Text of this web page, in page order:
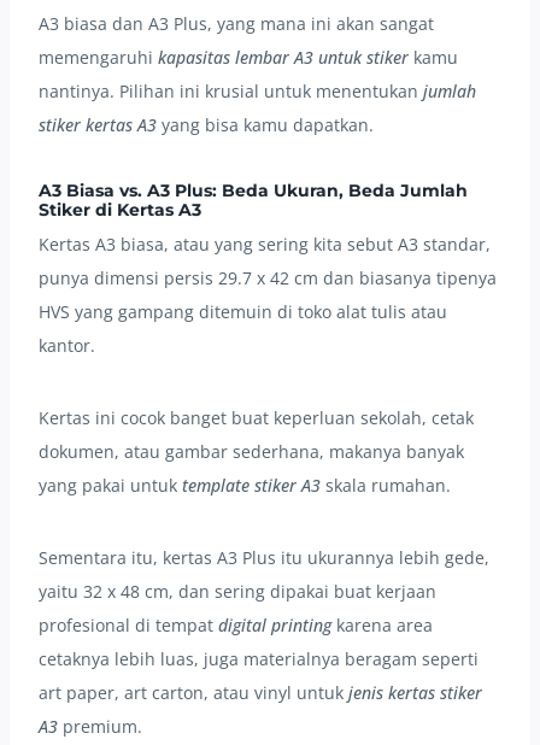
A3 biasa dan A3 Plus, yang mana ini akan sangat
memengaruhi kapasitas lembar A3 untuk stiker kamu
nantinya. Pilihan ini krusial untuk menentukan jumlah
stiker kertas A3 yang bisa kamu dapatkan.
A3 Biasa vs. A3 Plus: Beda Ukuran, Beda Jumlah
Stiker di Kertas A3
Kertas A3 biasa, atau yang sering kita sebut A3 standar,
punya dimensi persis 29.7 x 42 cm dan biasanya tipenya
HVS yang gampang ditemuin di toko alat tulis atau
kantor.
Kertas ini cocok banget buat keperluan sekolah, cetak
dokumen, atau gambar sederhana, makanya banyak
yang pakai untuk template stiker A3 skala rumahan.
Sementara itu, kertas A3 Plus itu ukurannya lebih gede,
yaitu 32 x 48 cm, dan sering dipakai buat kerjaan
profesional di tempat digital printingkarena area
cetaknya lebih luas, juga materialnya beragam seperti
art paper, art carton, atau vinyl untuk jenis kertas stiker
A3 premium.